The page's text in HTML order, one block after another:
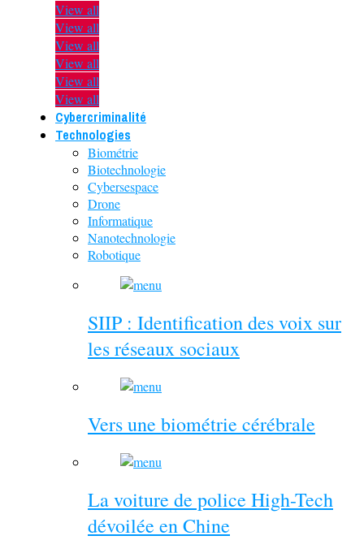
View all
View all
View all
View all
View all
View all
Cybercriminalité
Technologies
Biométrie
Biotechnologie
Cybersespace
Drone
Informatique
Nanotechnologie
Robotique
SIIP : Identification des voix sur
les réseaux sociaux
Vers une biométrie cérébrale
La voiture de police High-Tech
dévoilée en Chine